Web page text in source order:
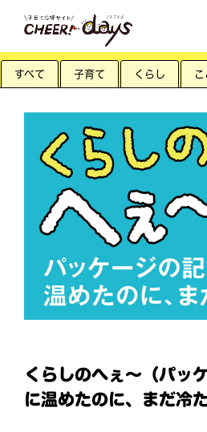
すべて 子育て くらし こ
くらしのへぇ〜（パッ
に温めたのに、まだ冷